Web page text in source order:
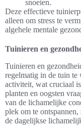
snoeien.
Deze effectieve
alleen om stress te
algehele mentale
Tuinieren en
Tuinieren en
regelmatig in de tuin
activiteit, wat cruciaal
planten en oogsten
van de lichamelijke
plek om te
de dagelijkse